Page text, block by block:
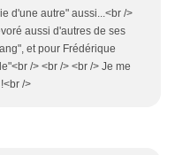
d'une autre" aussi...<br />
aussi d'autres de ses
et pour Frédérique
/> <br /> <br /> Je me
/>